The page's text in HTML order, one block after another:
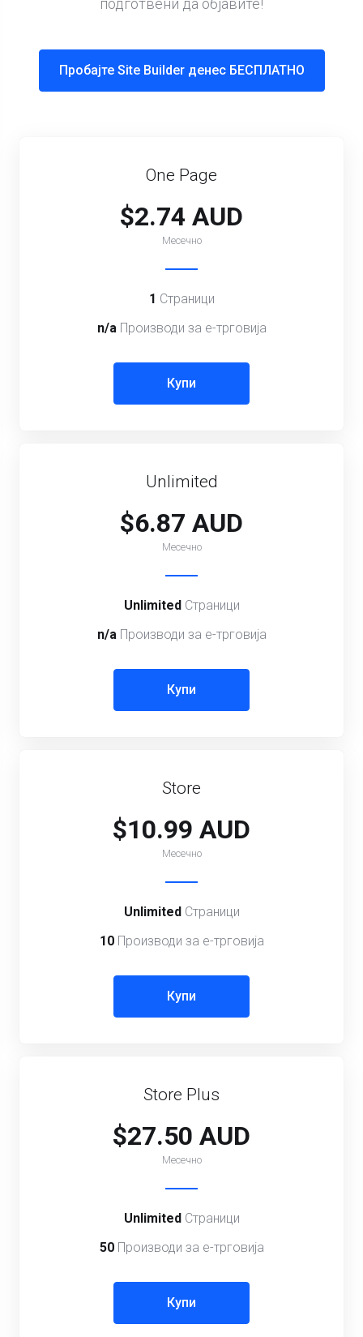
Пробајте Site Builder денес БЕСПЛАТНО
One Page
$2.74 AUD
Месечно
1 Страници
n/a Производи за е-трговија
Купи
Unlimited
$6.87 AUD
Месечно
Unlimited Страници
n/a Производи за е-трговија
Купи
Store
$10.99 AUD
Месечно
Unlimited Страници
10 Производи за е-трговија
Купи
Store Plus
$27.50 AUD
Месечно
Unlimited Страници
50 Производи за е-трговија
Купи